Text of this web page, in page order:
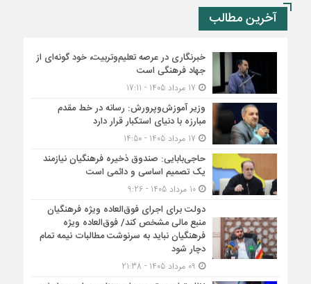
آخرین مطالب
خبرنگاری در عرصه تعلیم‌وتربیت، خود گونه‌ای از
جهاد فرهنگی است
وزیر آموزش‌وپرورش: رسانه در خط مقدم
مبارزه با دنیای استکبار قرار دارد
حاجی‌بابایی: صندوق ذخیره فرهنگیان نیازمند
یک تصمیم اساسی و دائمی است
10 مرداد 1405 - 9:26
دولت برای اجرای فوق‌العاده ویژه فرهنگیان
منبع مالی مشخص کند/ فوق‌العاده ویژه
فرهنگیان نباید به سرنوشت مطالبات نیمه‌ تمام
دچار شود